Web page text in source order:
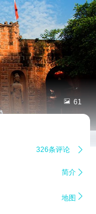
 61
326条评论 
简介 
地图 